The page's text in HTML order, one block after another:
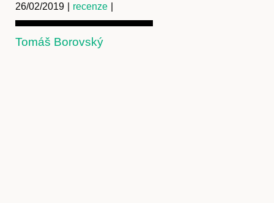
26/02/2019 recenze
Tomáš Borovský